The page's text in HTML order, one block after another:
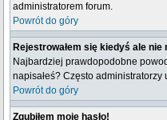
administratorem forum.
Powrót do góry
Rejestrowałem się kiedyś ale nie
Najbardziej prawdopodobne
napisałeś? Często
Powrót do góry
Zgubiłem moje hasło!